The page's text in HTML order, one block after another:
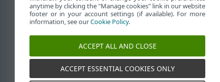
데스크톱 사이트 보기
End of Life
ESET 지식 베이스
ESET Status Portal
국가별 지원
anytime by clicking the "Manage cookies" link in our website
footer or in your account settings (if available). For more
information, see ourCookie Policy.
ACCEPT ALL AND CLOSE
ACCEPT ESSENTIAL COOKIES ONLY